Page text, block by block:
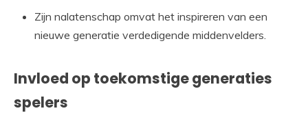
Zijn nalatenschap omvat het inspireren van een
nieuwe generatie verdedigende middenvelders.
Invloed op toekomstige generaties
spelers